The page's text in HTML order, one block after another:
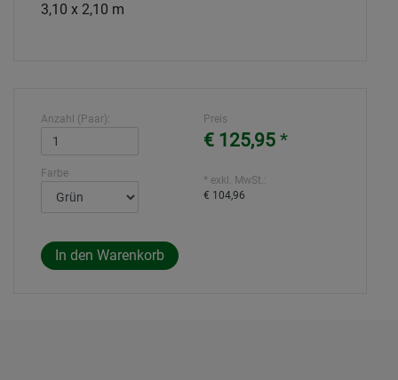
3,10 x 2,10 m
Anzahl (Paar):
Farbe
Preis
€ 125,95 *
* exkl. MwSt.:
€ 104,96